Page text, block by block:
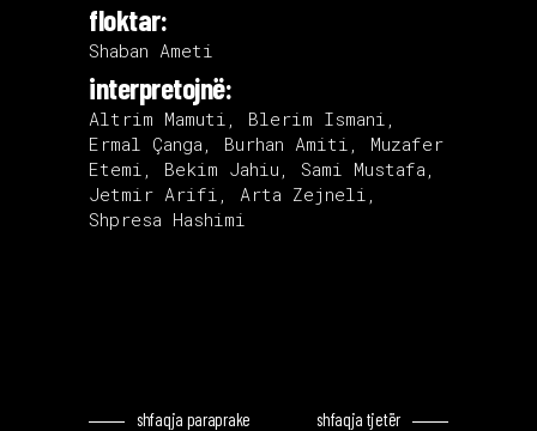
floktar:
Shaban Ameti
interpretojnë:
Altrim Mamuti, Blerim Ismani,
Ermal Çanga, Burhan Amiti, Muzafer
Etemi, Bekim Jahiu, Sami Mustafa,
Jetmir Arifi, Arta Zejneli,
Shpresa Hashimi
shfaqja paraprake shfaqja tjetër